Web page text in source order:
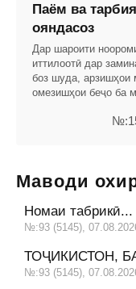
Паём ва
ояндасоз
Дар шароити
иттилоотӣ дар
боз шуда, арзишҳои
омезишҳои беҷо ба
Маводи
Номаи табрикӣ...
№:93 (5145),
ТОҶИКИСТОН,
№:93 (5145),